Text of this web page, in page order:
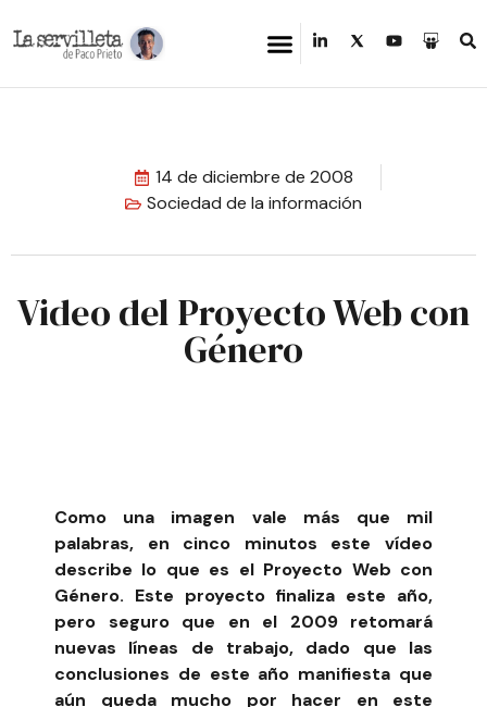
14 de diciembre de 2008
Sociedad de la información
Video del Proyecto Web con
Género
Como una imagen vale más que mil
palabras, en cinco minutos este vídeo
describe lo que es el Proyecto Web con
Género. Este proyecto finaliza este año,
pero seguro que en el 2009 retomará
nuevas líneas de trabajo, dado que las
conclusiones de este año manifiesta que
aún queda mucho por hacer en este